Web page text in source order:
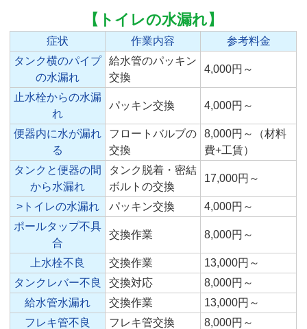
【トイレの水漏れ】
症状 作業内容
参考料金
タンク横のパイプ
の水漏れ
給水管のパッキン
交換
4,000円～
止水栓からの水漏
れ
パッキン交換 4,000円～
便器内に水が漏れ
る
フロートバルブの
交換
8,000円～（材料
費+工賃）
タンクと便器の間
から水漏れ
タンク脱着・密結
ボルトの交換
17,000円～
>トイレの水漏れ パッキン交換
4,000円～
ポールタップ不具
合
交換作業 8,000円～
上水栓不良 交換作業
13,000円～
タンクレバー不良
交換対応
8,000円～
給水管水漏れ
交換作業
13,000円～
フレキ管不良
フレキ管交換
8,000円～